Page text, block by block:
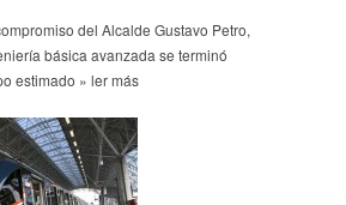
del Alcalde Gustavo Petro,
básica avanzada se terminó
estimado » ler más